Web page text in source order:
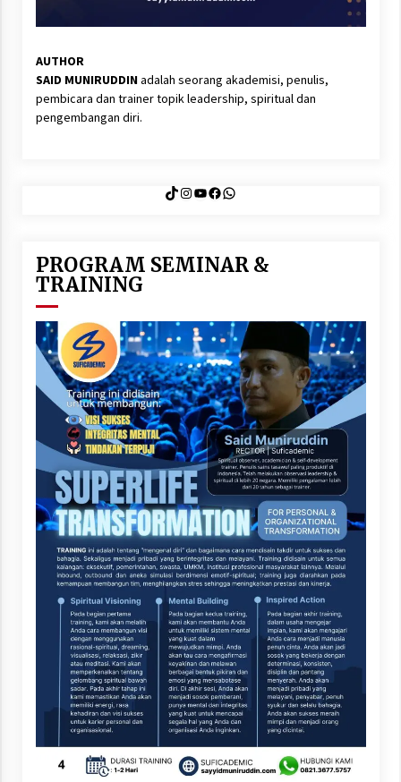
AUTHOR
SAID MUNIRUDDINadalah seorang akademisi, penulis,
pembicara dan trainer topik leadership, spiritual dan
pengembangan diri.
TikTok
Instagram
YouTube
Facebook
WhatsApp
PROGRAM SEMINAR &
TRAINING